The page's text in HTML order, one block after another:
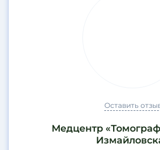
Оставить
Медцентр